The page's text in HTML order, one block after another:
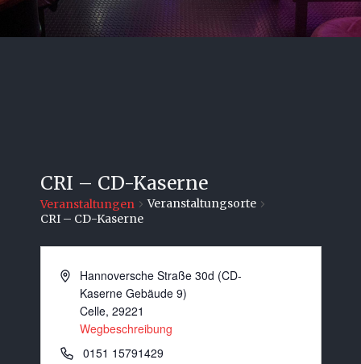
CRI – CD-Kaserne
Veranstaltungen
Veranstaltungsorte
CRI – CD-Kaserne
Hannoversche Straße 30d (CD-
Kaserne Gebäude 9)
Celle, 29221
Wegbeschreibung
0151 15791429